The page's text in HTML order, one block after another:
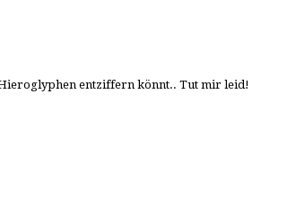
entziffern könnt.. Tut mir leid!